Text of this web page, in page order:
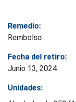
Remedio:
Rembolso
Fecha del retiro:
Junio 13, 2024
Unidades: